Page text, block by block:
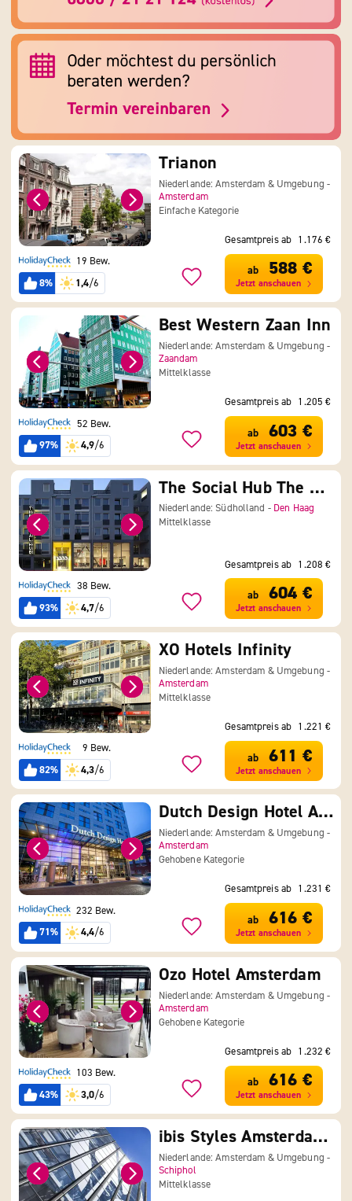
Trianon
Niederlande: Amsterdam & Umgebung -
Amsterdam
Einfache Kategorie
19 Bew.
8%
1,4/6
Gesamtpreis ab 1.176 €
ab 588 €
Jetzt anschauen
Best Western Zaan Inn
Niederlande: Amsterdam & Umgebung -
Zaandam
Mittelklasse
52 Bew.
97%
4,9/6
Gesamtpreis ab 1.205 €
ab 603 €
Jetzt anschauen
The Social Hub The Hague
Niederlande: Südholland - Den Haag
Mittelklasse
38 Bew.
93%
4,7/6
Gesamtpreis ab 1.208 €
ab 604 €
Jetzt anschauen
XO Hotels Infinity
Niederlande: Amsterdam & Umgebung -
Amsterdam
Mittelklasse
9 Bew.
82%
4,3/6
Gesamtpreis ab 1.221 €
ab 611 €
Jetzt anschauen
Dutch Design Hotel Artemis
Niederlande: Amsterdam & Umgebung -
Amsterdam
Gehobene Kategorie
232 Bew.
71%
4,4/6
Gesamtpreis ab 1.231 €
ab 616 €
Jetzt anschauen
Ozo Hotel Amsterdam
Niederlande: Amsterdam & Umgebung -
Amsterdam
Gehobene Kategorie
103 Bew.
43%
3,0/6
Gesamtpreis ab 1.232 €
ab 616 €
Jetzt anschauen
ibis Styles Amsterdam Airport
Niederlande: Amsterdam & Umgebung -
Schiphol
Mittelklasse